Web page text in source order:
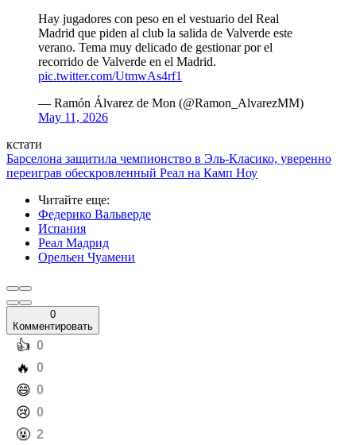
Hay jugadores con peso en el vestuario del Real
Madrid que piden al club la salida de Valverde este
verano. Tema muy delicado de gestionar por el
recorrido de Valverde en el Madrid.
pic.twitter.com/UtmwAs4rf1
— Ramón Álvarez de Mon (@Ramon_AlvarezMM)
May 11, 2026
кстати
Барселона защитила чемпионство в Эль-Класико, уверенно
переиграв обескровленный Реал на Камп Ноу
Читайте еще:
Федерико Вальверде
Испания
Реал Мадрид
Орельен Чуамени
0
Комментировать
️👍 0
️🔥 0
️😄 0
️😢 0
️🤬 2